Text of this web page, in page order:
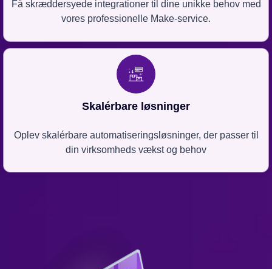
Få skræddersyede integrationer til dine unikke behov med
vores professionelle Make-service.
Skalérbare løsninger
Oplev skalérbare automatiseringsløsninger, der passer til
din virksomheds vækst og behov